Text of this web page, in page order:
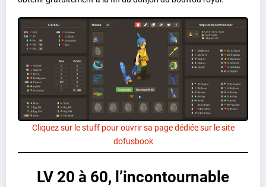
Cliquez sur le stuff pour ouvrir sa page dédiée sur le site
dofusbook
LV 20 à 60, l’incontournable